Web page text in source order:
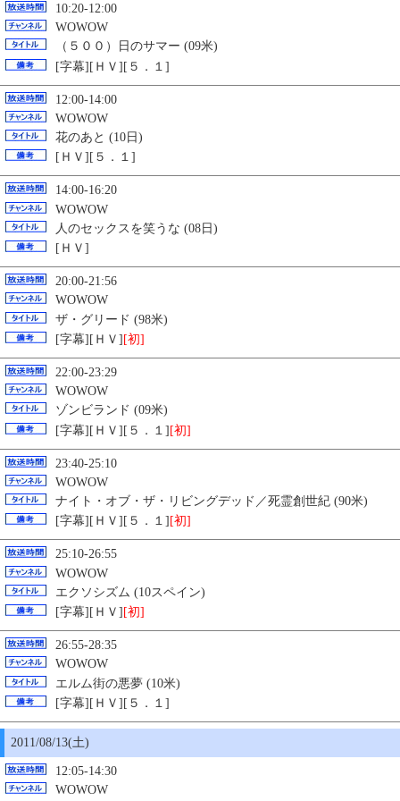
10:20-12:00
WOWOW
（５００）日のサマー (09米)
[字幕][ＨＶ][５．１]
12:00-14:00
WOWOW
花のあと (10日)
[ＨＶ][５．１]
14:00-16:20
WOWOW
人のセックスを笑うな (08日)
[ＨＶ]
20:00-21:56
WOWOW
ザ・グリード (98米)
[字幕][ＨＶ] [初]
22:00-23:29
WOWOW
ゾンビランド (09米)
[字幕][ＨＶ][５．１][初]
23:40-25:10
WOWOW
ナイト・オブ・ザ・リビングデッド／死霊創世紀 (90米)
[字幕][ＨＶ][５．１] [初]
25:10-26:55
WOWOW
エクソシズム (10スペイン)
[字幕][ＨＶ] [初]
26:55-28:35
WOWOW
エルム街の悪夢 (10米)
[字幕][ＨＶ][５．１]
2011/08/13(土)
12:05-14:30
WOWOW